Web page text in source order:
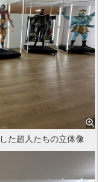
た超人たちの立体像